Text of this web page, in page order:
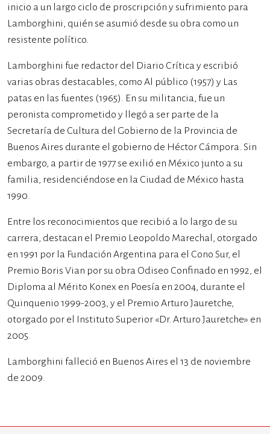
inicio a un largo ciclo de proscripción y sufrimiento para
Lamborghini, quién se asumió desde su obra como un
resistente político.
Lamborghini fue redactor del Diario Crítica y escribió
varias obras destacables, como Al público (1957) y Las
patas en las fuentes (1965). En su militancia, fue un
peronista comprometido y llegó a ser parte de la
Secretaría de Cultura del Gobierno de la Provincia de
Buenos Aires durante el gobierno de Héctor Cámpora. Sin
embargo, a partir de 1977 se exilió en México junto a su
familia, residenciéndose en la Ciudad de México hasta
1990.
Entre los reconocimientos que recibió a lo largo de su
carrera, destacan el Premio Leopoldo Marechal, otorgado
en 1991 por la Fundación Argentina para el Cono Sur, el
Premio Boris Vian por su obra Odiseo Confinado en 1992, el
Diploma al Mérito Konex en Poesía en 2004, durante el
Quinquenio 1999-2003, y el Premio Arturo Jauretche,
otorgado por el Instituto Superior «Dr. Arturo Jauretche» en
2005.
Lamborghini falleció en Buenos Aires el 13 de noviembre
de 2009.